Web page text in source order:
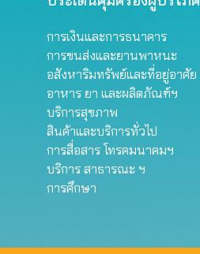
การเงินและการธนาคาร
การขนส่งและยานพาหนะ
อสังหาริมทรัพย์และที่อยู่อาศัย
อาหาร ยา และผลิตภัณฑ์ฯ
บริการสุขภาพ
สินค้าและบริการทั่วไป
การสื่อสาร โทรคมนาคมฯ
บริการ สาธารณะ ฯ
การศึกษา